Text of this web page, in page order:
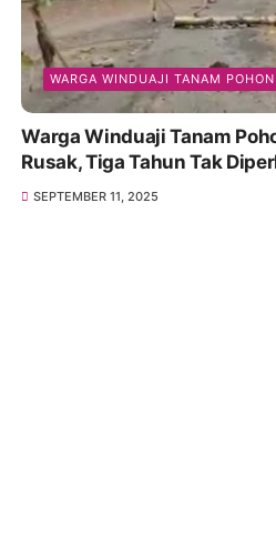
WARGA WINDUAJI TANAM
Warga Winduaji Tanam
Rusak, Tiga Tahun Tak
SEPTEMBER 11, 2025